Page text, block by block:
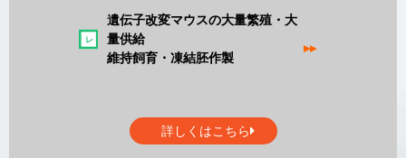
遺伝子改変マウスの大量繁殖・大
量供給
維持飼育・凍結胚作製
▸▸
詳しくはこちら